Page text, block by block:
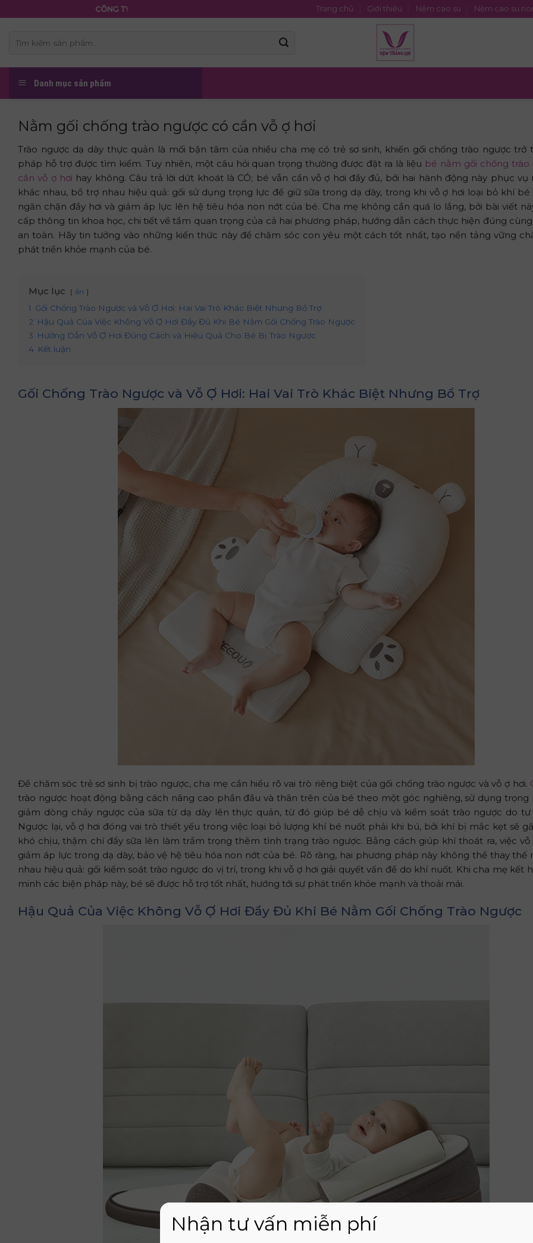
to
CÔNG TY TNHH NỆM THẮNG LỢI Trang chủ Giới thiệu Nệm cao su Nệm cao su
kiếm:
Danh mục sản phẩm
Nằm gối chống trào ngược có cần vỗ ợ hơi
Trào ngược dạ dày thực quản là mối bận tâm của nhiều cha mẹ có trẻ sơ sinh, khiến gối chống trào ngược trở
pháp hỗ trợ được tìm kiếm. Tuy nhiên, một câu hỏi quan trọng thường được đặt ra là liệu bé nằm gối chống trào
cần vỗ ợ hơi hay không. Câu trả lời dứt khoát là CÓ; bé vẫn cần vỗ ợ hơi đầy đủ, bởi hai hành động này phục vụ
khác nhau, bổ trợ nhau hiệu quả: gối sử dụng trọng lực để giữ sữa trong dạ dày, trong khi vỗ ợ hơi loại bỏ khí bé
ngăn chặn đầy hơi và giảm áp lực lên hệ tiêu hóa non nớt của bé. Cha mẹ không cần quá lo lắng, bởi bài viết
cấp thông tin khoa học, chi tiết về tầm quan trọng của cả hai phương pháp, hướng dẫn cách thực hiện đúng
an toàn. Hãy tin tưởng vào những kiến thức này để chăm sóc con yêu một cách tốt nhất, tạo nền tảng vững
phát triển khỏe mạnh của bé.
Mục lục ẩn
1 Gối Chống Trào Ngược và Vỗ Ợ Hơi: Hai Vai Trò Khác Biệt Nhưng Bổ Trợ
2 Hậu Quả Của Việc Không Vỗ Ợ Hơi Đầy Đủ Khi Bé Nằm Gối Chống Trào Ngược
3 Hướng Dẫn Vỗ Ợ Hơi Đúng Cách và Hiệu Quả Cho Bé Bị Trào Ngược
4 Kết luận
Gối Chống Trào Ngược và Vỗ Ợ Hơi: Hai Vai Trò Khác Biệt Nhưng Bổ Trợ
Để chăm sóc trẻ sơ sinh bị trào ngược, cha mẹ cần hiểu rõ vai trò riêng biệt của gối chống trào ngược và vỗ ợ hơi.
trào ngược hoạt động bằng cách nâng cao phần đầu và thân trên của bé theo một góc nghiêng, sử dụng trọng
giảm dòng chảy ngược của sữa từ dạ dày lên thực quản, từ đó giúp bé dễ chịu và kiểm soát trào ngược do tư
Ngược lại, vỗ ợ hơi đóng vai trò thiết yếu trong việc loại bỏ lượng khí bé nuốt phải khi bú, bởi khí bị mắc kẹt sẽ
khó chịu, thậm chí đẩy sữa lên làm trầm trọng thêm tình trạng trào ngược. Bằng cách giúp khí thoát ra, việc vỗ
giảm áp lực trong dạ dày, bảo vệ hệ tiêu hóa non nớt của bé. Rõ ràng, hai phương pháp này không thể thay thế
nhau hiệu quả: gối kiểm soát trào ngược do vị trí, trong khi vỗ ợ hơi giải quyết vấn đề do khí nuốt. Khi cha mẹ kết
minh các biện pháp này, bé sẽ được hỗ trợ tốt nhất, hướng tới sự phát triển khỏe mạnh và thoải mái.
Hậu Quả Của Việc Không Vỗ Ợ Hơi Đầy Đủ Khi Bé Nằm Gối Chống Trào Ngược
Nhận tư vấn miễn phí